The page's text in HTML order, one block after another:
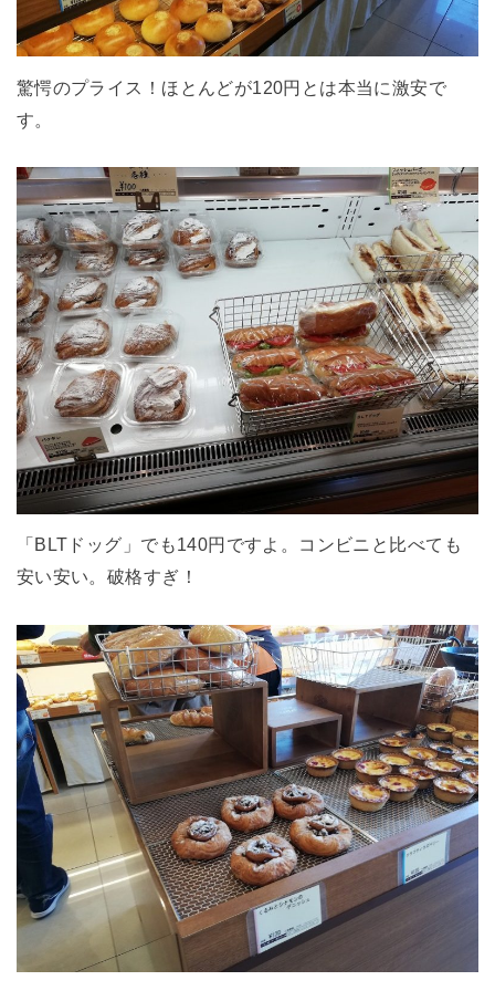
驚愕のプライス！ほとんどが120円とは本当に激安で
す。
「BLTドッグ」でも140円ですよ。コンビニと比べても
安い安い。破格すぎ！